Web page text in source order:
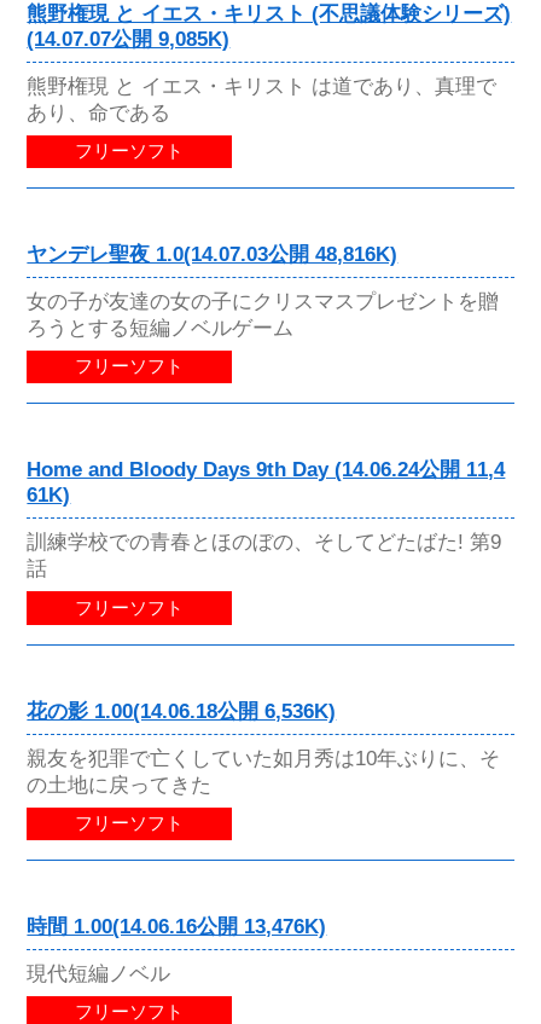
熊野権現 と イエス・キリスト (不思議体験シリーズ)
(14.07.07公開 9,085K)
熊野権現 と イエス・キリスト は道であり、真理で
あり、命である
フリーソフト
ヤンデレ聖夜 1.0(14.07.03公開 48,816K)
女の子が友達の女の子にクリスマスプレゼントを贈
ろうとする短編ノベルゲーム
フリーソフト
Home and Bloody Days 9th Day (14.06.24公開 11,4
61K)
訓練学校での青春とほのぼの、そしてどたばた! 第9
話
フリーソフト
花の影 1.00(14.06.18公開 6,536K)
親友を犯罪で亡くしていた如月秀は10年ぶりに、そ
の土地に戻ってきた
フリーソフト
時間 1.00(14.06.16公開 13,476K)
現代短編ノベル
フリーソフト